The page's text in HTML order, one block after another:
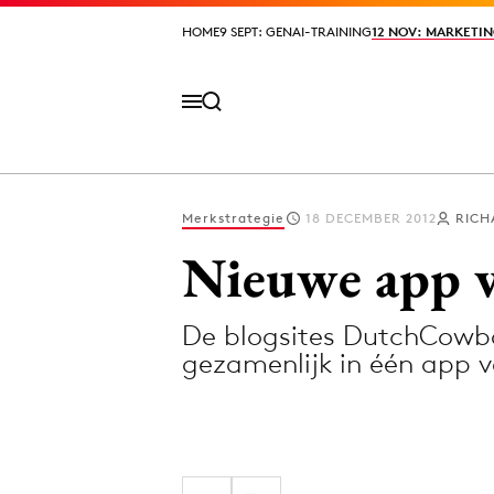
HOME9 SEPT: GENAI-TRAINING12 NOV:
HOME9 SEPT: GENAI-TRAINING12 NOV:
Merkstrategie 18 DECEMBER 2012
Nieuwe app
De blogsites
gezamenlijk in één app